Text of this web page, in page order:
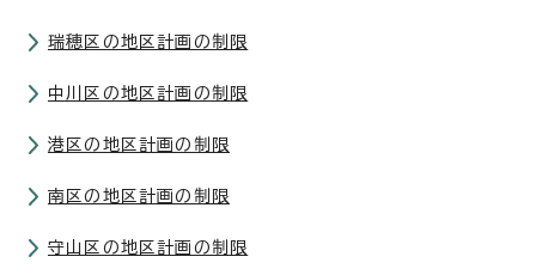
瑞穂区の地区計画の制限
中川区の地区計画の制限
港区の地区計画の制限
南区の地区計画の制限
守山区の地区計画の制限